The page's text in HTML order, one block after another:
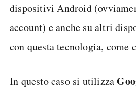
dispositivi Android
account) e anche su altri
con questa tecnologia, come
In questo caso si utilizza